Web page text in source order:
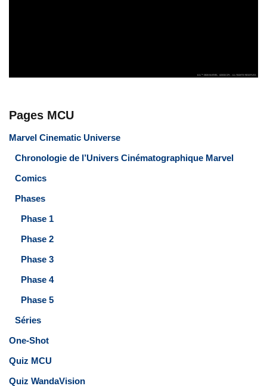
Pages MCU
Marvel Cinematic Universe
Chronologie de l’Univers Cinématographique Marvel
Comics
Phases
Phase 1
Phase 2
Phase 3
Phase 4
Phase 5
Séries
One-Shot
Quiz MCU
Quiz WandaVision